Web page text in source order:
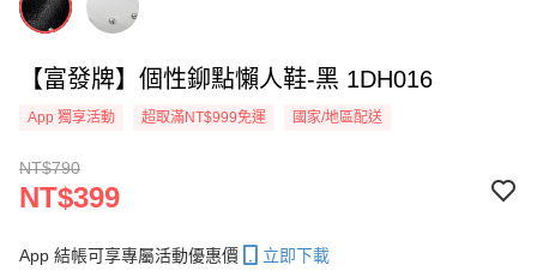
【富發牌】個性鉚點懶人鞋-黑 1DH016
App 獨享活動 超取滿NT$999免運 國家/地區配送
NT$790
NT$399
App 結帳可享專屬活動優惠價 立即下載